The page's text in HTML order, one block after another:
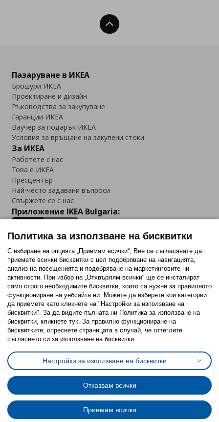
Нагоре
Пазаруване в ИКЕА
Брошури ИКЕА
Проектиране и дизайн
Ръководства за закупуване
Гаранции ИКЕА
Ваучер за подарък ИКЕА
Условия за връщане на закупени стоки
За ИКЕА
Работете с нас
Това е ИКЕА
Пресцентър
Най-често задавани въпроси
Свържете се с нас
Приложение IKEA Bulgaria:
Последвайте ни:
FacebookTwitterYoutubePinterestInstagram
Политика за използване на бисквитки (Cookies)
Избор на настройки за използване на бисквитки
Условия за ползване на ikea.bgОбща политика за личните данни
Политика за защита на личните данни на ikea.bg
Общи условия на програма IKEA Family
Политика за защита на лични данни на програма IKEA Family
Политика за използване на бисквитки
С избиране на опцията „Приемам всички“, Вие се съгласявате да
приемете всички бисквитки с цел подобряване на навигацията,
анализ на посещенията и подобряване на маркетинговите ни
активности. При избор на „Отхвърлям всички“ ще се инсталират
само строго необходимитe бисквитки, които са нужни за правилното
функциониране на уебсайта ни. Можете да изберете кои категории
да приемете като кликнете на "Настройки за използване на
бисквитки". За да видите пълната ни Политика за използване на
бисквитки, кликнете тук. За правилно функциониране на
бисквитките, опреснете страницата в случай, че оттеглите
съгласието си за използване на бисквитки.
Настройки за използване на бисквитки
Отказвам всички
Приемам всички